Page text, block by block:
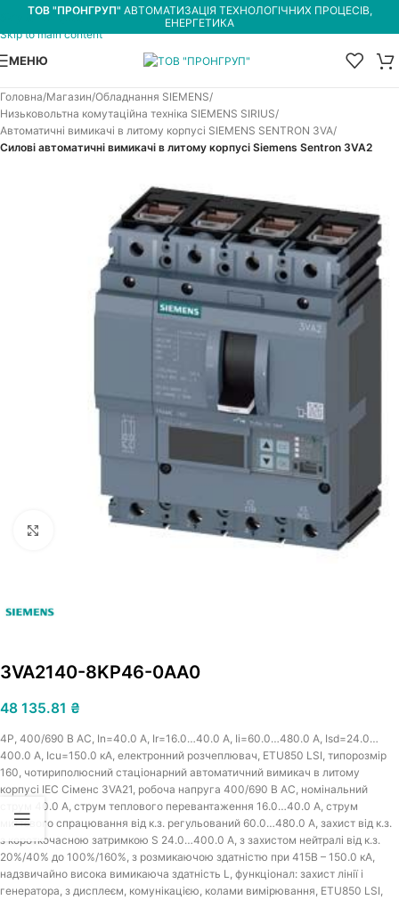
Skip to navigation
Skip to main content
ТОВ "ПРОНГРУП" АВТОМАТИЗАЦІЯ ТЕХНОЛОГІЧНИХ ПРОЦЕСІВ,
ЕНЕРГЕТИКА
МЕНЮ
Головна Магазин Обладнання SIEMENS
Низьковольтна комутаційна техніка SIEMENS SIRIUS
Автоматичні вимикачі в литому корпусі SIEMENS SENTRON 3VA
Силові автоматичні вимикачі в литому корпусі Siemens Sentron 3VA2
3VA2140-8KP46-0AA0
48 135.81 ₴
4P, 400/690 В АС, In=40.0 A, Ir=16.0…40.0 A, Iі=60.0…480.0 A, Isd=24.0…
400.0 A, Icu=150.0 кА, електронний розчеплювач, ETU850 LSI, типорозмір
160, чотириполюсний стаціонарний автоматичний вимикач в литому
корпусі IEC Сіменс 3VA21, робоча напруга 400/690 В АС, номінальний
струм 40.0 A, струм теплового перевантаження 16.0…40.0 A, струм
миттєвого спрацювання від к.з. регульований 60.0…480.0 A, захист від к.з.
з короткочасною затримкою S 24.0…400.0 A, з захистом нейтралі від к.з.
20%/40% до 100%/160%, з розмикаючою здатністю при 415В – 150.0 кА,
надзвичайно висока вимикаюча здатність L, функціонал: захист лінії і
генератора, з дисплеєм, комунікацією, колами вимірювання, ETU850 LSI,